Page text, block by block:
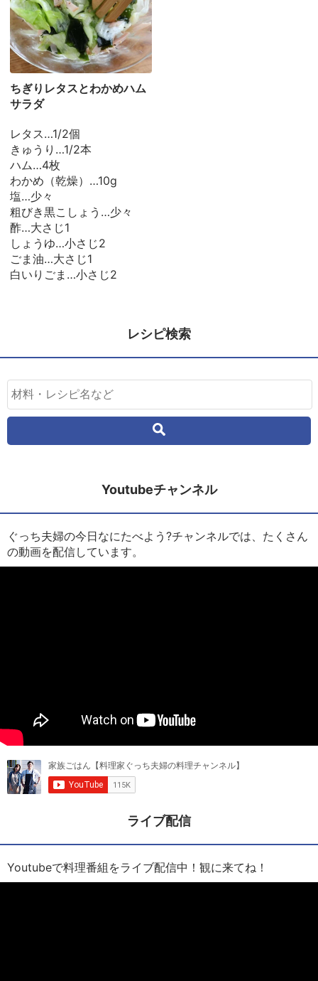
ちぎりレタスとわかめハム
サラダ
レタス…1/2個
きゅうり…1/2本
ハム…4枚
わかめ（乾燥）…10g
塩…少々
粗びき黒こしょう…少々
酢…大さじ1
しょうゆ…小さじ2
ごま油…大さじ1
白いりごま…小さじ2
レシピ検索
Youtubeチャンネル
ぐっち夫婦の今日なにたべよう?チャンネルでは、たくさん
の動画を配信しています。
ライブ配信
Youtubeで料理番組をライブ配信中！観に来てね！